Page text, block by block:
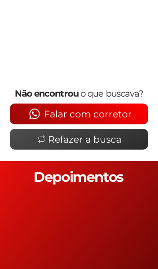
Não encontrouo que buscava?
Falar com corretor
Refazer a busca
Depoimentos